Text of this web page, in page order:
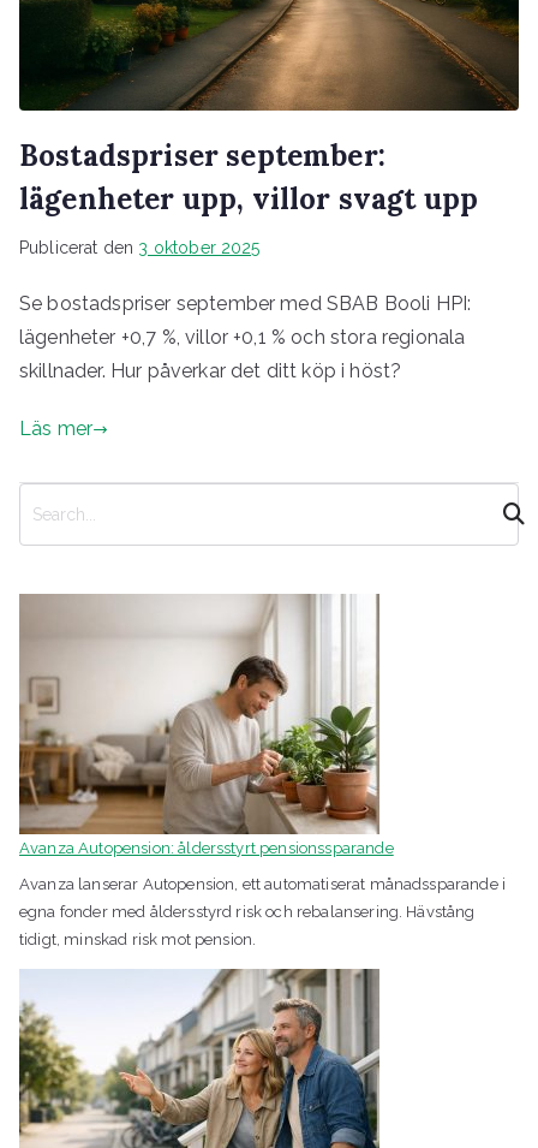
Bostadspriser september:
lägenheter upp, villor svagt upp
Publicerat den 3 oktober 2025
Se bostadspriser september med SBAB Booli HPI:
lägenheter +0,7 %, villor +0,1 % och stora regionala
skillnader. Hur påverkar det ditt köp i höst?
Läs mer
Avanza Autopension: åldersstyrt pensionssparande
Avanza lanserar Autopension, ett automatiserat månadssparande i
egna fonder med åldersstyrd risk och rebalansering. Hävstång
tidigt, minskad risk mot pension.